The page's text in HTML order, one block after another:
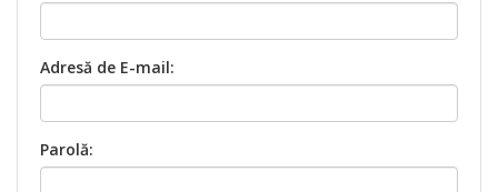
Adresă de E-mail:
Parolă: